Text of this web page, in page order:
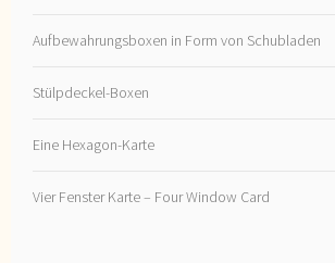
Aufbewahrungsboxen in Form von Schubladen
Stülpdeckel-Boxen
Eine Hexagon-Karte
Vier Fenster Karte – Four Window Card